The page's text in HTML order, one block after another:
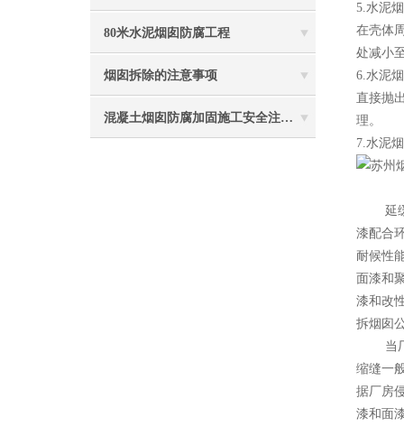
80米水泥烟囱防腐工程
烟囱拆除的注意事项
混凝土烟囱防腐加固施工安全注意事项
5.水泥
在壳体
处减小
6.水泥
直接抛
理。
7.水泥
延缓
漆配合
耐候性
面漆和
漆和改
拆烟囱
当厂
缩缝一
据厂房
漆和面